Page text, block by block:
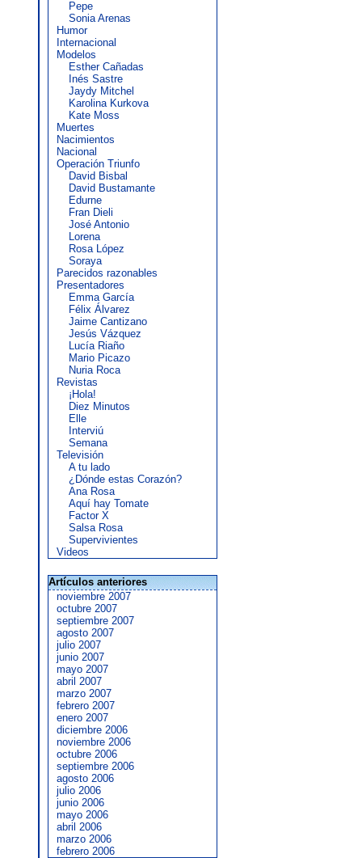
Pepe
Sonia Arenas
Humor
Internacional
Modelos
Esther Cañadas
Inés Sastre
Jaydy Mitchel
Karolina Kurkova
Kate Moss
Muertes
Nacimientos
Nacional
Operación Triunfo
David Bisbal
David Bustamante
Edurne
Fran Dieli
José Antonio
Lorena
Rosa López
Soraya
Parecidos razonables
Presentadores
Emma García
Félix Álvarez
Jaime Cantizano
Jesús Vázquez
Lucía Riaño
Mario Picazo
Nuria Roca
Revistas
¡Hola!
Diez Minutos
Elle
Interviú
Semana
Televisión
A tu lado
¿Dónde estas Corazón?
Ana Rosa
Aquí hay Tomate
Factor X
Salsa Rosa
Supervivientes
Videos
Artículos anteriores
noviembre 2007
octubre 2007
septiembre 2007
agosto 2007
julio 2007
junio 2007
mayo 2007
abril 2007
marzo 2007
febrero 2007
enero 2007
diciembre 2006
noviembre 2006
octubre 2006
septiembre 2006
agosto 2006
julio 2006
junio 2006
mayo 2006
abril 2006
marzo 2006
febrero 2006